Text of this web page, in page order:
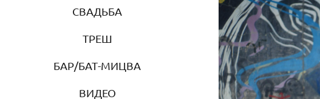
СВАДЬБА
ТРЕШ
БАР/БАТ-МИЦВА
ВИДЕО